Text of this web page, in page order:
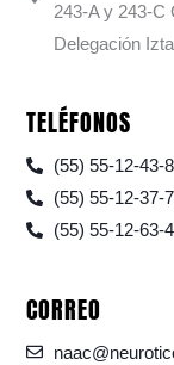
243-A y 243-C
Delegación
TELÉFONOS
(55) 55-12-43-
(55) 55-12-37-
(55) 55-12-63-
CORREO